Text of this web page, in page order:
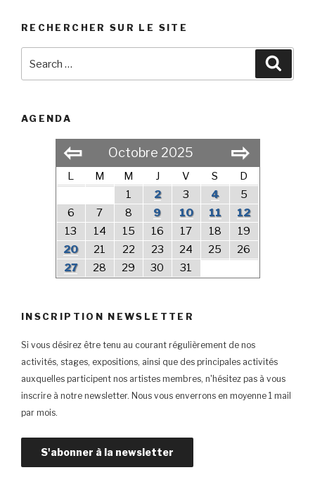
RECHERCHER SUR LE SITE
AGENDA
⇦ Octobre 2025 ⇨
L M M J V S
D
1
2 3 4
5
6
7 8 9 10 11
12
13
14 15 16 17 18
19
20
21 22 23 24 25
26
27
28 29 30 31
INSCRIPTION NEWSLETTER
Si vous désirez être tenu au courant régulièrement de nos
activités, stages, expositions, ainsi que des principales activités
auxquelles participent nos artistes membres, n'hésitez pas à vous
inscrire à notre newsletter. Nous vous enverrons en moyenne 1 mail
par mois.